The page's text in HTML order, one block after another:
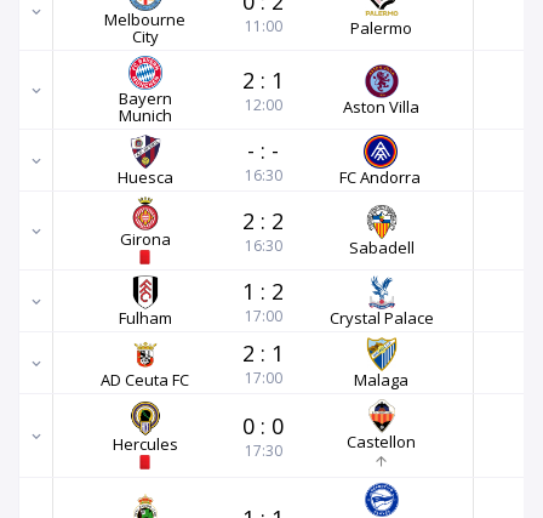
Melbourne
City 11:00 Palermo
Bayern
Munich
2 : 1
12:00 Aston Villa
Huesca
- : -
16:30 FC Andorra
Girona
2 : 2
16:30 Sabadell
Fulham
1 : 2
17:00 Crystal Palace
AD Ceuta FC
2 : 1
17:00 Malaga
Hercules
0 : 0
17:30 Castellon